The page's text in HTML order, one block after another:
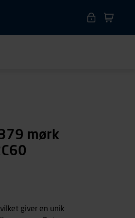
mørk
giver en unik